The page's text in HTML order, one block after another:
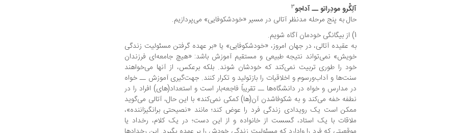
آلِگْرو مودِراتو ــ آداجو3
حال به پنج مرحله مدنظر آتالی در مسیر «خودشکوفایی» می‌پردازیم.
1) از بیگانگی خودمان آگاه شویم.
به عقیده آتالی، در جهان امروز، «خودشکوفایی» یا «بر عهده گرفتن مسئولیت زندگی
خویش» نمی‌تواند نتیجه طبیعی و مستقیم آموزش باشد: «هیچ جامعه‌ای فرزندان
خود را طوری تربیت نمی‌کند که خودشان شوند. بلکه برعکس، از آنها می‌خواهند
سنت‌ها و آداب‌ورسوم و اخلاقیات را بازتولید و تکرار کنند. جهت‌گیری آموزش ــ خواه
در مدارس و خواه در دانشگاه‌ها ــ تقریباً فاجعه‌بار است و استعداد(های) افراد را در
نطفه خفه می‌کند و به شکوفاشدن آن‌(ها) کمکی نمی‌کند» با این حال، آتالی می‌گوید
ممکن است یک رویدادی زندگی فرد را عوض کند؛ مانند «نصیحتی برانگیزاننده»،
ملاقات با یک استاد، گسست از خانواده و از این دست؛ در یک کلام، رخداد یا